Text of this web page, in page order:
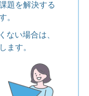
題を解決する
。
ない場合は、
ます。